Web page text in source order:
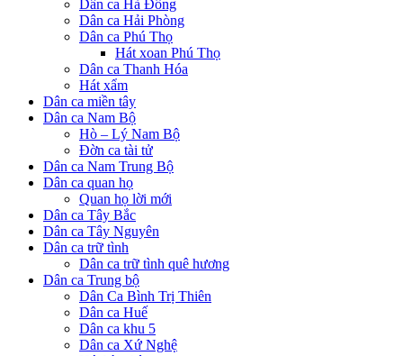
Dân ca Hà Đông
Dân ca Hải Phòng
Dân ca Phú Thọ
Hát xoan Phú Thọ
Dân ca Thanh Hóa
Hát xẩm
Dân ca miền tây
Dân ca Nam Bộ
Hò – Lý Nam Bộ
Đờn ca tài tử
Dân ca Nam Trung Bộ
Dân ca quan họ
Quan họ lời mới
Dân ca Tây Bắc
Dân ca Tây Nguyên
Dân ca trữ tình
Dân ca trữ tình quê hương
Dân ca Trung bộ
Dân Ca Bình Trị Thiên
Dân ca Huế
Dân ca khu 5
Dân ca Xứ Nghệ